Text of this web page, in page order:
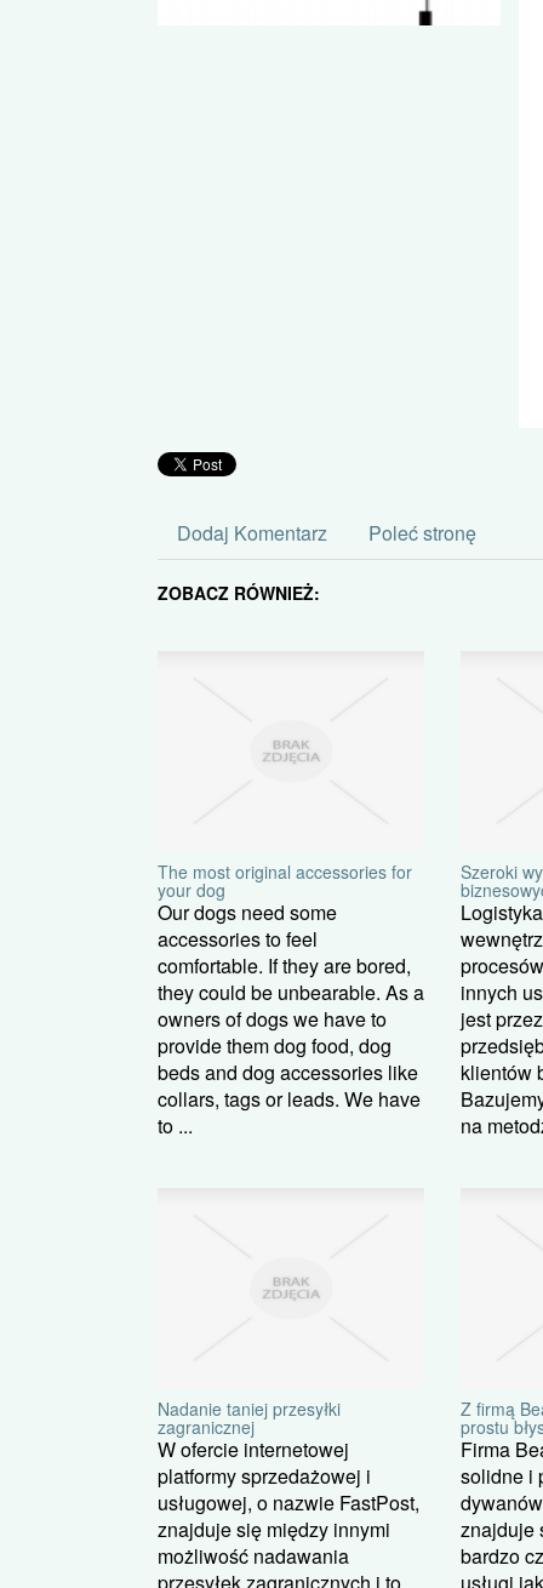
Dodaj Komentarz Poleć stronę
ZOBACZ RÓWNIEŻ:
The most original accessories for
your dog
Our dogs need some
accessories to feel
comfortable. If they are bored,
they could be unbearable. As a
owners of dogs we have to
provide them dog food, dog
beds and dog accessories like
collars, tags or leads. We have
to ...
Szeroki
innych
jest
klientów
na
Nadanie taniej przesyłki
zagranicznej
W ofercie internetowej
platformy sprzedażowej i
usługowej, o nazwie FastPost,
znajduje się między innymi
możliwość nadawania
przesyłek zagranicznych i to
Z firmą
prostu
Firma
solidne i
znajduje
bardzo
usługi